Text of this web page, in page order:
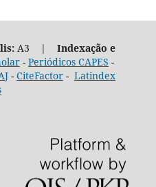
A3 | Indexação e
- Periódicos CAPES -
- CiteFactor- Latindex